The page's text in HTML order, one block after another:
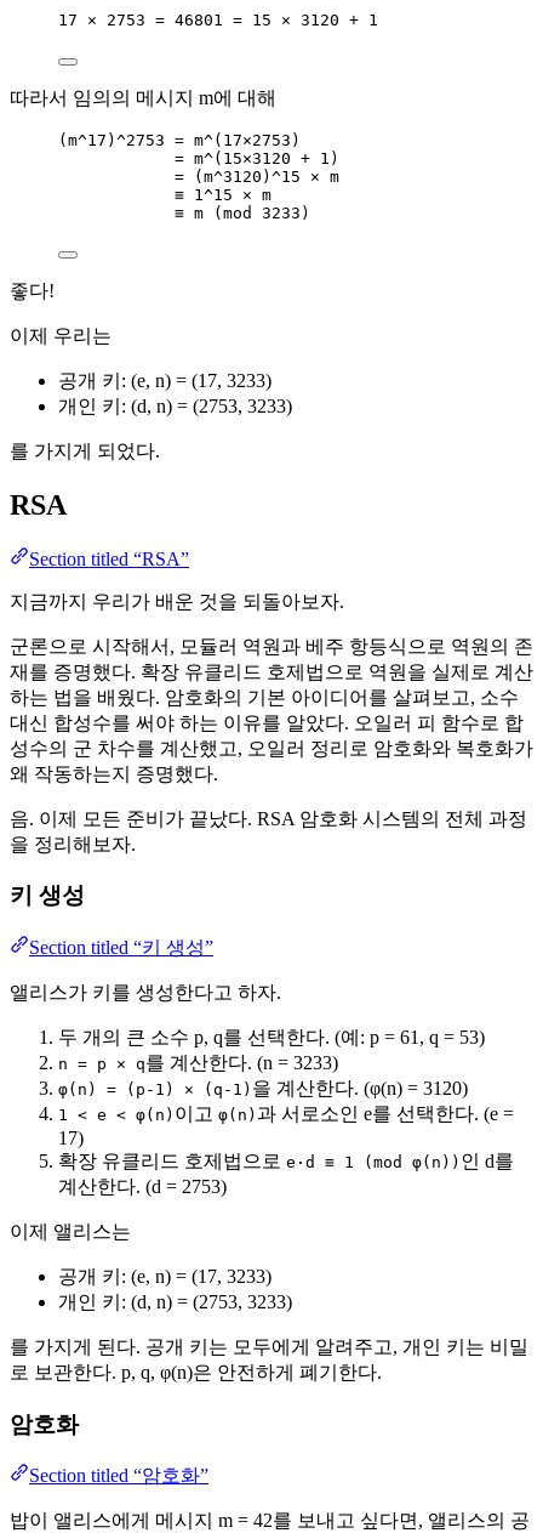
17 × 2753 = 46801 = 15 × 3120 + 1
따라서 임의의 메시지 m에 대해
(m^17)^2753 = m^(17×2753)
= m^(15×3120 + 1)
= (m^3120)^15 × m
≡ 1^15 × m
≡ m (mod 3233)
좋다!
이제 우리는
공개 키: (e, n) = (17, 3233)
개인 키: (d, n) = (2753, 3233)
를 가지게 되었다.
RSA
Section titled “RSA”
지금까지 우리가 배운 것을 되돌아보자.
군론으로 시작해서, 모듈러 역원과 베주 항등식으로 역원의 존
재를 증명했다. 확장 유클리드 호제법으로 역원을 실제로 계산
하는 법을 배웠다. 암호화의 기본 아이디어를 살펴보고, 소수
대신 합성수를 써야 하는 이유를 알았다. 오일러 피 함수로 합
성수의 군 차수를 계산했고, 오일러 정리로 암호화와 복호화가
왜 작동하는지 증명했다.
음. 이제 모든 준비가 끝났다. RSA 암호화 시스템의 전체 과정
을 정리해보자.
키 생성
Section titled “키 생성”
앨리스가 키를 생성한다고 하자.
두 개의 큰 소수 p, q를 선택한다. (예: p = 61, q = 53)
n = p × q를 계산한다. (n = 3233)
φ(n) = (p-1) × (q-1) 을 계산한다. (φ(n) = 3120)
1 < e < φ(n) 이고 φ(n) 과 서로소인 e를 선택한다. (e =
17)
확장 유클리드 호제법으로 e·d ≡ 1 (mod φ(n)) 인 d를
계산한다. (d = 2753)
이제 앨리스는
공개 키: (e, n) = (17, 3233)
개인 키: (d, n) = (2753, 3233)
를 가지게 된다. 공개 키는 모두에게 알려주고, 개인 키는 비밀
로 보관한다. p, q, φ(n)은 안전하게 폐기한다.
암호화
Section titled “암호화”
밥이 앨리스에게 메시지 m = 42를 보내고 싶다면, 앨리스의 공